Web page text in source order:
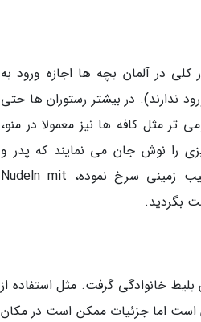
در آلمان بچه ها اجازه ورود به
ندارند). در بیشتر رستوران ها حتی
مثل کافه ها نیز معمولا در منو،
را نوش جان می نمایند که پدر و
مادرشان نیز می خورند. در منو در پی Bratwurst یا سوسیس، Pommes یا سیب زمینی سرخ نموده، Nudeln mit
خانوادگی گرفت. مثل استفاده از
برای دو فرد بالغ و 1 تا 3 کودک همراهشان است اما جزئیات ممکن است در مکان